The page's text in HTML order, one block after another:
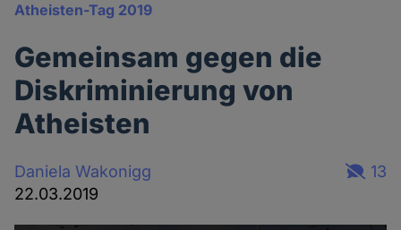
Atheisten-Tag 2019
Gemeinsam gegen die
Diskriminierung von
Atheisten
Daniela Wakonigg
22.03.2019
13